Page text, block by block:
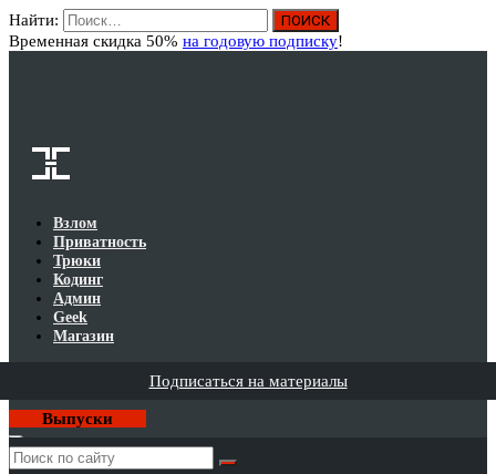
Найти:
Временная скидка 50% на годовую подписку!
Взлом
Приватность
Трюки
Кодинг
Админ
Geek
Магазин
Подписаться на материалы
Выпуски
Годовая
подписка